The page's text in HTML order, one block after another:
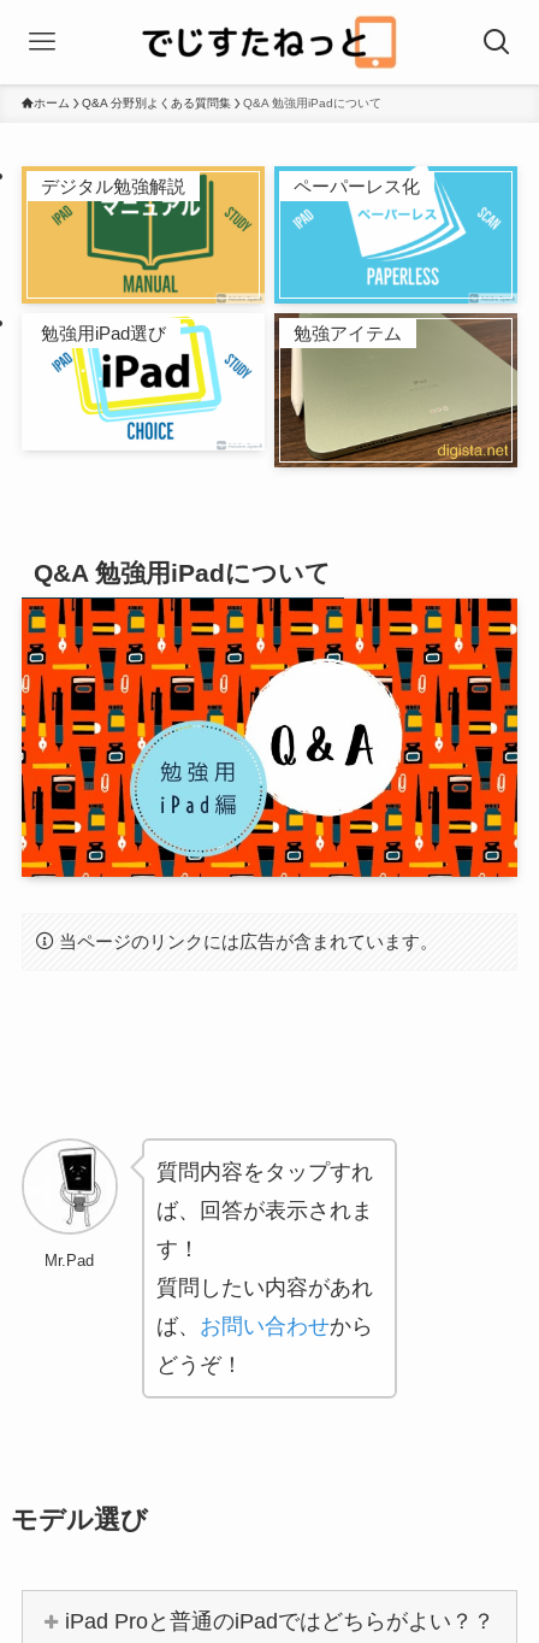
ホーム Q&A 分野別よくある質問集 Q&A 勉強用iPadについて
デジタル勉強解説 ペーパーレス化
勉強用iPad選び 勉強アイテム
Q&A 勉強用iPadについて
当ページのリンクには広告が含まれています。
Mr.Pad
質問内容をタップすれ
ば、回答が表示されま
す！
質問したい内容があれ
ば、 お問い合わせから
どうぞ！
モデル選び
iPad Proと普通のiPadではどちらがよい？？